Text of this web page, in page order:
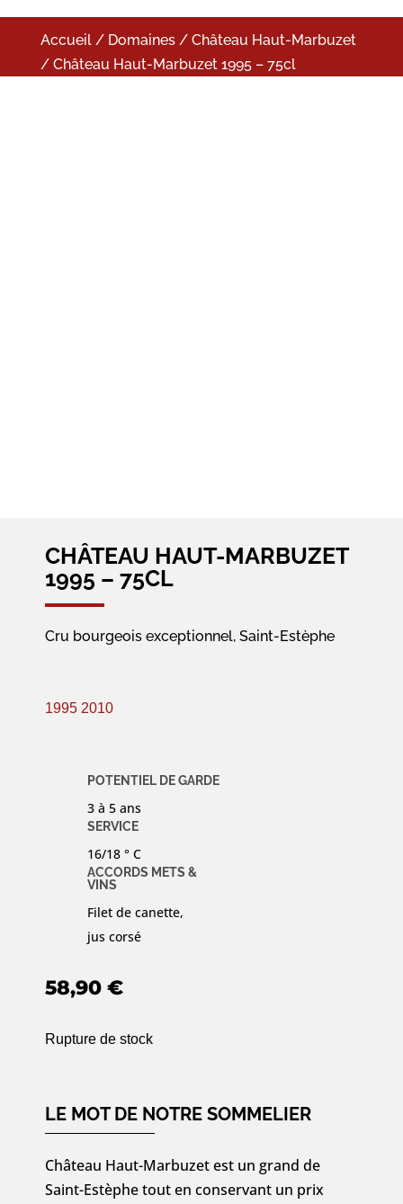
Accueil/ Domaines/ Château Haut-Marbuzet
/ Château Haut-Marbuzet 1995 – 75cl
CHÂTEAU HAUT-MARBUZET
1995 – 75CL
Cru bourgeois exceptionnel, Saint-Estèphe
1995 2010
POTENTIEL DE GARDE
3 à 5 ans
SERVICE
16/18 ° C
ACCORDS METS &
VINS
Filet de canette,
jus corsé
58,90 €
Rupture de stock
LE MOT DE NOTRE SOMMELIER
Château Haut-Marbuzet est un grand de
Saint-Estèphe tout en conservant un prix